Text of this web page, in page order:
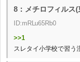
8：メチロフィルス
ID:mRLu65Rb0
>>1
スレタイ小学校で習う